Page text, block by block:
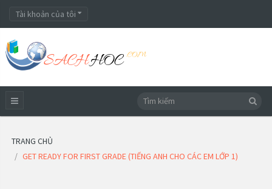
Tài khoản của tôi
TRANG CHỦ
GET READY FOR FIRST GRADE (TIẾNG ANH CHO CÁC EM LỚP 1)